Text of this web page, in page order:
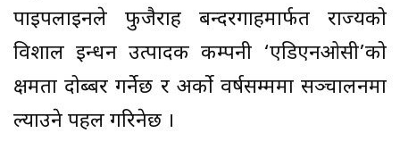
पाइपलाइनले फुजैराह बन्दरगाहमार्फत राज्यको
विशाल इन्धन उत्पादक कम्पनी ‘एडिएनओसी’को
क्षमता दोब्बर गर्नेछ र अर्को वर्षसम्ममा सञ्चालनमा
ल्याउने पहल गरिनेछ ।